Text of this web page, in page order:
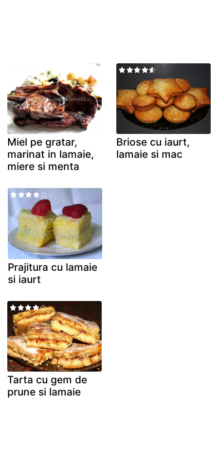
Miel pe gratar,
marinat in lamaie,
miere si menta
Briose cu iaurt,
lamaie si mac
Prajitura cu lamaie
si iaurt
Tarta cu gem de
prune si lamaie